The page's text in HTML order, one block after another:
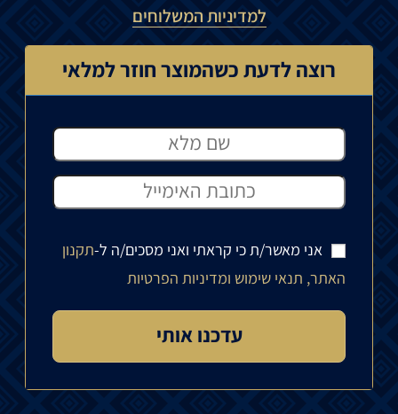
למדיניות המשלוחים
רוצה לדעת כשהמוצר חוזר למלאי
אני מאשר/ת כי קראתי ואני מסכים/ה ל-תקנון
האתר, תנאי שימוש ומדיניות הפרטיות